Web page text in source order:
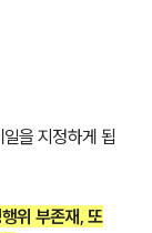
을 지정하게 됩
위 부존재, 또